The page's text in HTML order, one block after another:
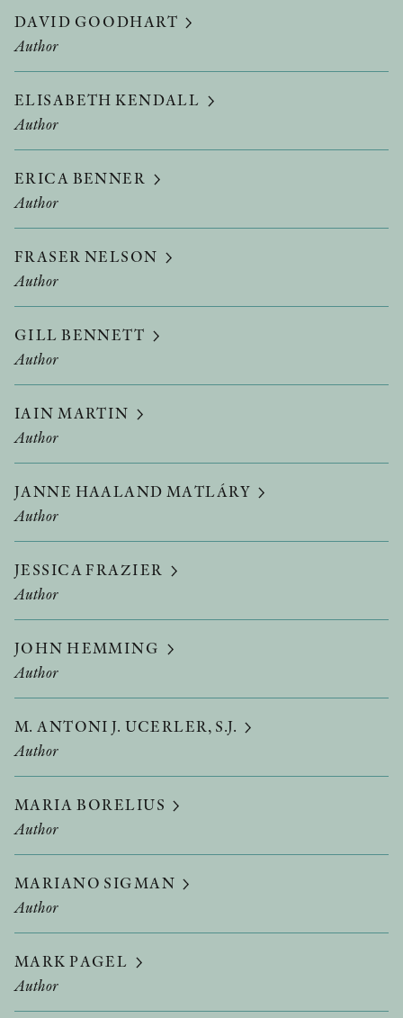
DAVID GOODHART
Author
ELISABETH KENDALL
Author
ERICA BENNER
Author
FRASER NELSON
Author
GILL BENNETT
Author
IAIN MARTIN
Author
JANNE HAALAND MATLÁRY
Author
JESSICA FRAZIER
Author
JOHN HEMMING
Author
M. ANTONI J. UCERLER, S.J.
Author
MARIA BORELIUS
Author
MARIANO SIGMAN
Author
MARK PAGEL
Author